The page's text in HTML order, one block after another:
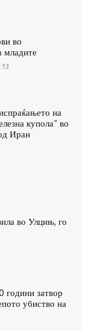
во
младите
на
купола“ во
Иран
во Улцињ, го
години затвор
убиство на